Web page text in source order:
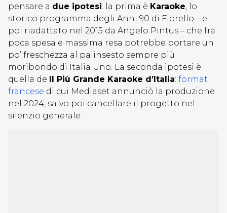
pensare a due ipotesi: la prima è Karaoke, lo
storico programma degli Anni 90 di Fiorello – e
poi riadattato nel 2015 da Angelo Pintus – che fra
poca spesa e massima resa potrebbe portare un
po’ freschezza al palinsesto sempre più
moribondo di Italia Uno. La seconda ipotesi è
quella de
Il Più Grande Karaoke d’Italia: format
francese di cui Mediaset annunciò la produzione
nel 2024, salvo poi cancellare il progetto nel
silenzio generale.